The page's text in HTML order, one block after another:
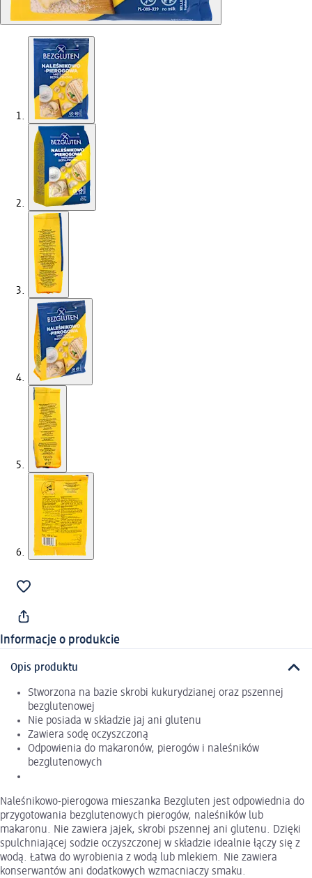
Informacje o produkcie
Opis produktu
Stworzona na bazie skrobi kukurydzianej oraz pszennej
bezglutenowej
Nie posiada w składzie jaj ani glutenu
Zawiera sodę oczyszczoną
Odpowienia do makaronów, pierogów i naleśników
bezglutenowych
Naleśnikowo-pierogowa mieszanka Bezgluten jest odpowiednia do
przygotowania bezglutenowych pierogów, naleśników lub
makaronu. Nie zawiera jajek, skrobi pszennej ani glutenu. Dzięki
spulchniającej sodzie oczyszczonej w składzie idealnie łączy się z
wodą. Łatwa do wyrobienia z wodą lub mlekiem. Nie zawiera
konserwantów ani dodatkowych wzmacniaczy smaku.